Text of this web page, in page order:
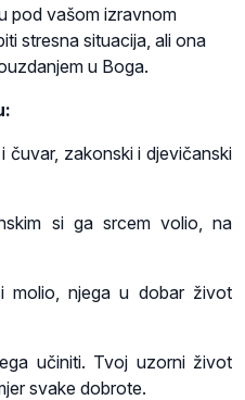
pod vašom izravnom
stresna situacija, ali ona
u Boga.
čuvar, zakonski i djevičanski
si ga srcem volio, na
molio, njega u dobar život
učiniti. Tvoj uzorni život
svake dobrote.